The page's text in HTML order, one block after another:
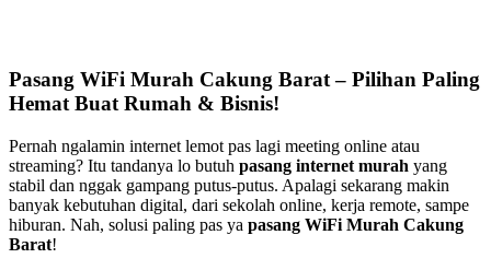
Pasang WiFi Murah Cakung Barat – Pilihan Paling
Hemat Buat Rumah & Bisnis!
Pernah ngalamin internet lemot pas lagi meeting online atau
streaming? Itu tandanya lo butuh pasang internet murah yang
stabil dan nggak gampang putus-putus. Apalagi sekarang makin
banyak kebutuhan digital, dari sekolah online, kerja remote, sampe
hiburan. Nah, solusi paling pas ya pasang WiFi Murah Cakung
Barat!